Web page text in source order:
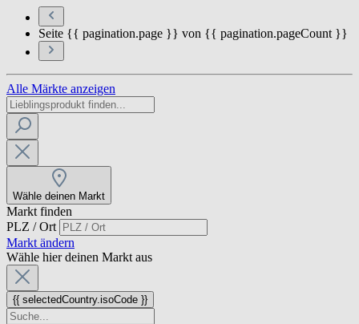
Seite {{ pagination.page }} von {{ pagination.pageCount }}
Alle Märkte anzeigen
Wähle deinen Markt
Markt finden
PLZ / Ort
Markt ändern
Wähle hier deinen Markt aus
{{ selectedCountry.isoCode }}